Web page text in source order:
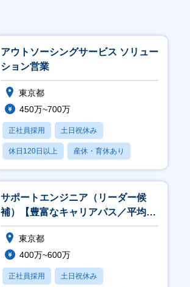
アウトソーシングサービス ソリュー
ション営業
東京都
450万~700万
正社員採用 土日祝休み
休日120日以上 産休・育休あり
月残業20時間以内
サポートエンジニア（リーダー候
補）【豊富なキャリアパス／平均残
業12時間／在宅勤務可】
東京都
400万~600万
正社員採用 土日祝休み